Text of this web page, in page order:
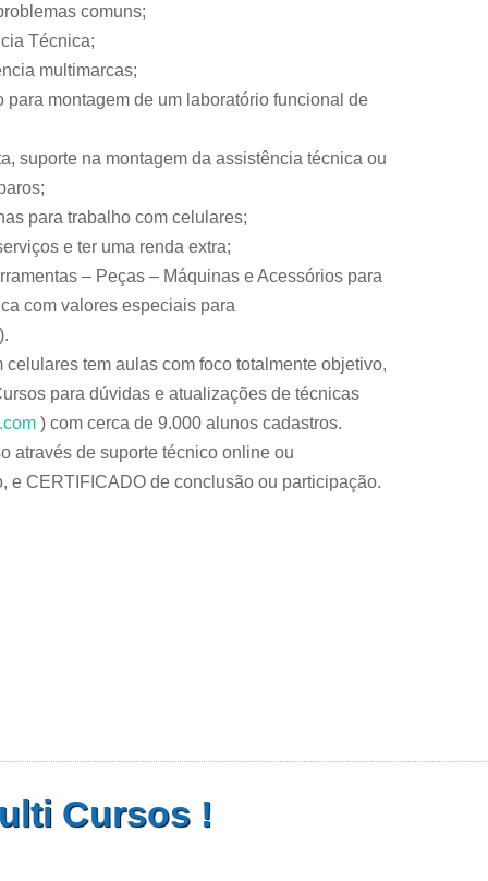
comuns;
Técnica;
multimarcas;
montagem de um laboratório funcional de
suporte na montagem da assistência técnica ou
para trabalho com celulares;
e ter uma renda extra;
– Peças – Máquinas e Acessórios para
com valores especiais para
tem aulas com foco totalmente objetivo,
para dúvidas e atualizações de técnicas
) com cerca de 9.000 alunos cadastros.
através de suporte técnico online ou
e CERTIFICADO de conclusão ou participação.
Cursos !